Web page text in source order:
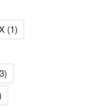
(1)